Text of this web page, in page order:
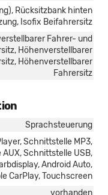
Rücksitzbank hinten
Isofix Beifahrersitz
Fahrer- und
Höhenverstellbarer
Höhenverstellbarer
Fahrersitz
Sprachsteuerung
Schnittstelle MP3,
Schnittstelle USB,
Android Auto,
CarPlay, Touchscreen